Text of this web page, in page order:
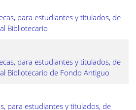
para estudiantes y titulados, de
Bibliotecario
para estudiantes y titulados, de
Bibliotecario de Fondo Antiguo
para estudiantes y titulados, de